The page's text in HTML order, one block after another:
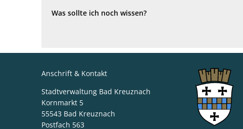
Was sollte ich noch wissen?
Anschrift & Kontakt
Stadtverwaltung Bad Kreuznach
Kornmarkt 5
55543 Bad Kreuznach
Postfach 563